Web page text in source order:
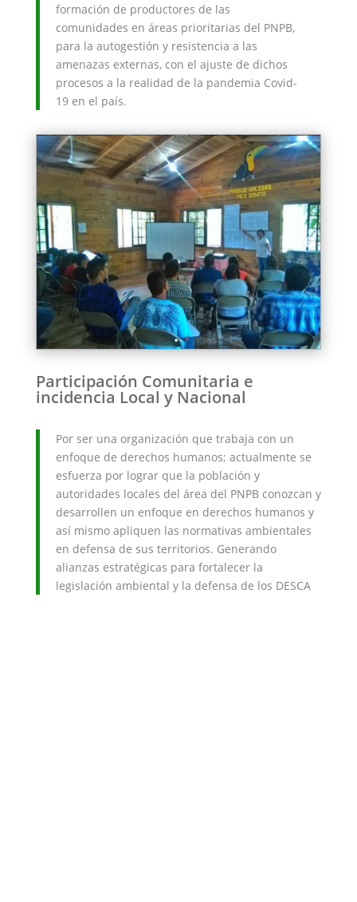
formación de productores de las
comunidades en áreas prioritarias del PNPB,
para la autogestión y resistencia a las
amenazas externas, con el ajuste de dichos
procesos a la realidad de la pandemia Covid-
19 en el país.
Participación Comunitaria e
incidencia Local y Nacional
Por ser una organización que trabaja con un
enfoque de derechos humanos; actualmente se
esfuerza por lograr que la población y
autoridades locales del área del PNPB conozcan y
desarrollen un enfoque en derechos humanos y
así mismo apliquen las normativas ambientales
en defensa de sus territorios. Generando
alianzas estratégicas para fortalecer la
legislación ambiental y la defensa de los DESCA